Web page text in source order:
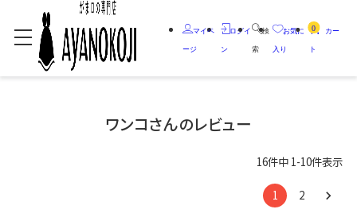
マイペ
ージ
ログイ
ン
検
索
お気に
入り
0 カー
ト
ワンコさんのレビュー
16件中 1-10件表示
1 2